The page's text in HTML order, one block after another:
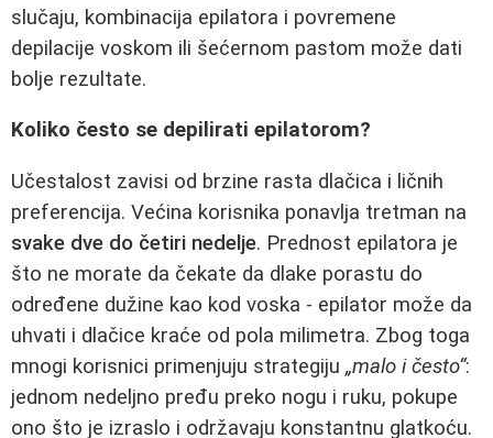
slučaju, kombinacija epilatora i povremene
depilacije voskom ili šećernom pastom može dati
bolje rezultate.
Koliko često se depilirati epilatorom?
Učestalost zavisi od brzine rasta dlačica i ličnih
preferencija. Većina korisnika ponavlja tretman na
svake dve do četiri nedelje. Prednost epilatora je
što ne morate da čekate da dlake porastu do
određene dužine kao kod voska - epilator može da
uhvati i dlačice kraće od pola milimetra. Zbog toga
mnogi korisnici primenjuju strategiju „malo i često“:
jednom nedeljno pređu preko nogu i ruku, pokupe
ono što je izraslo i održavaju konstantnu glatkoću.